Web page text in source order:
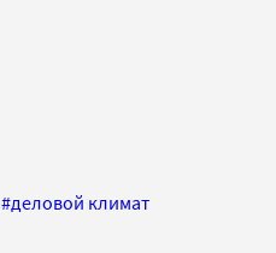
#деловой климат